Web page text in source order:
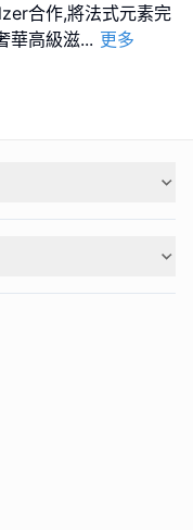
合作,將法式元素完
華高級滋... 更多